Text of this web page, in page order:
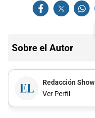
Sobre el Autor
Redacción Show
Ver Perfil